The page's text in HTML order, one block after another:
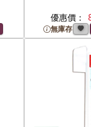
優惠價：
無庫存